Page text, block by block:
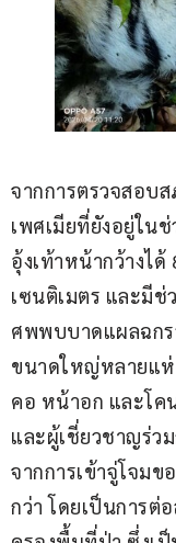
จากการตรวจสอบ
เพศเมียที่ยังอยู่ใน
อุ้งเท้าหน้ากว้างได้
เซนติเมตร และมีช่
ศพพบบาดแผลฉกร
ขนาดใหญ่หลายแห่
คอ หน้าอก และโค
และผู้เชี่ยวชาญร่ว
จากการเข้าจู่โจมข
กว่า โดยเป็นการต่